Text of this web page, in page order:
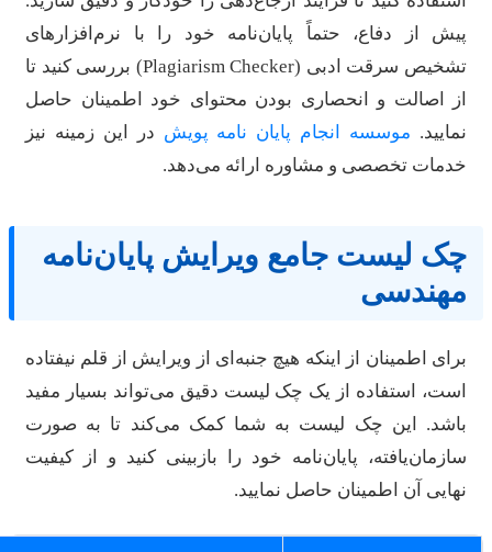
پیش از دفاع، حتماً پایان‌نامه خود را با نرم‌افزارهای
تشخیص سرقت ادبی (Plagiarism Checker) بررسی کنید تا
از اصالت و انحصاری بودن محتوای خود اطمینان حاصل
موسسه انجام پایان نامه پویشدر این زمینه نیز
خدمات تخصصی و مشاوره ارائه می‌دهد.
چک لیست جامع ویرایش پایان‌نامه
مهندسی
برای اطمینان از اینکه هیچ جنبه‌ای از ویرایش از قلم نیفتاده
است، استفاده از یک چک لیست دقیق می‌تواند بسیار مفید
باشد. این چک لیست به شما کمک می‌کند تا به صورت
سازمان‌یافته، پایان‌نامه خود را بازبینی کنید و از کیفیت
نهایی آن اطمینان حاصل نمایید.